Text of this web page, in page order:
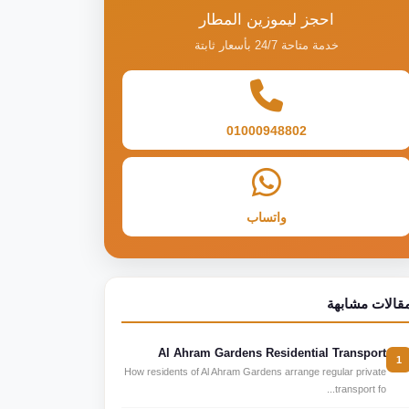
احجز ليموزين المطار
خدمة متاحة 24/7 بأسعار ثابتة
01000948802
واتساب
مشابهة
1
Al Ahram Gardens Residential Transport
How residents of Al Ahram Gardens arrange regular private
transport fo...